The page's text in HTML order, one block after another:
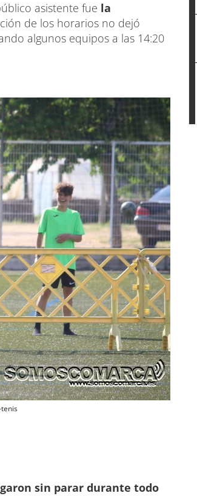
asistente fue la
de los horarios no dejó
algunos equipos a las 14:20
sin parar durante todo